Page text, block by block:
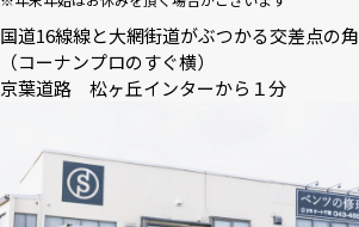
国道16線線と大網街道がぶつかる交差点の角
（コーナンプロのすぐ横）
京葉道路 松ヶ丘インターから１分